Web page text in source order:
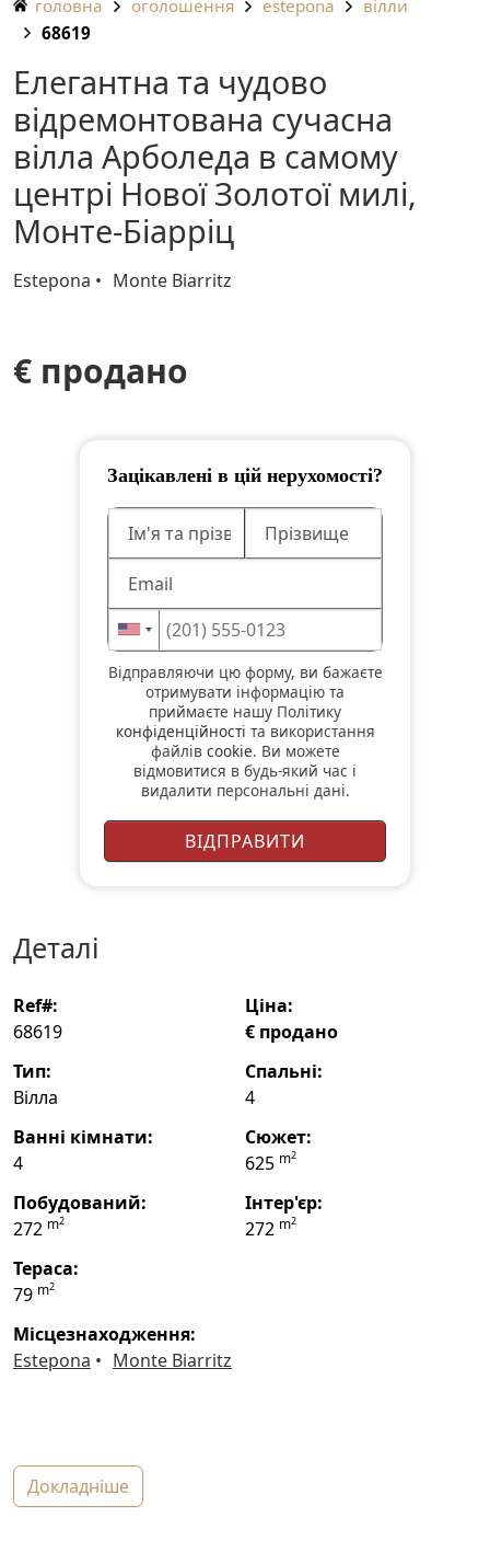
головна оголошення estepona
вілли
68619
Елегантна та чудово
відремонтована сучасна
вілла Арболеда в самому
центрі Нової Золотої милі,
Монте-Біарріц
Estepona Monte Biarritz
€ продано
Зацікавлені в цій нерухомості?
Відправляючи цю форму, ви бажаєте
отримувати інформацію та
приймаєте нашу Політику
конфіденційності та використання
файлів cookie. Ви можете
відмовитися в будь-який час і
видалити персональні дані.
деталі
ref#:
68619
ціна:
€ продано
тип:
Вілла
спальні:
4
ванні кімнати:
4
сюжет:
625 m2
побудований:
272 m2
інтер'єр:
272 m2
тераса:
79 m2
місцезнаходження:
Estepona
Monte Biarritz
докладніше